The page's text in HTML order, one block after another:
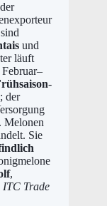
und
läuft
-
der
Melonen
Sie
,
Trade